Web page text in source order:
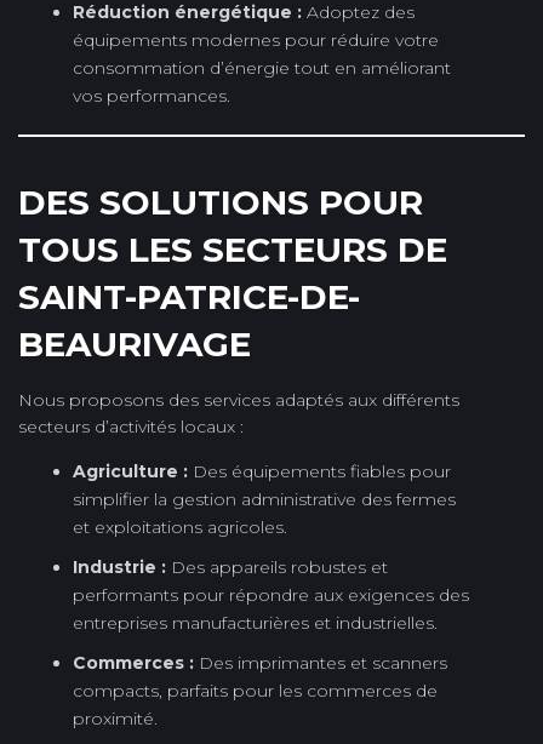
Réduction énergétique : Adoptez des
équipements modernes pour réduire votre
consommation d’énergie tout en améliorant
vos performances.
DES SOLUTIONS POUR
TOUS LES SECTEURS DE
SAINT-PATRICE-DE-
BEAURIVAGE
Nous proposons des services adaptés aux différents
secteurs d’activités locaux :
Agriculture : Des équipements fiables pour
simplifier la gestion administrative des fermes
et exploitations agricoles.
Industrie : Des appareils robustes et
performants pour répondre aux exigences des
entreprises manufacturières et industrielles.
Commerces : Des imprimantes et scanners
compacts, parfaits pour les commerces de
proximité.